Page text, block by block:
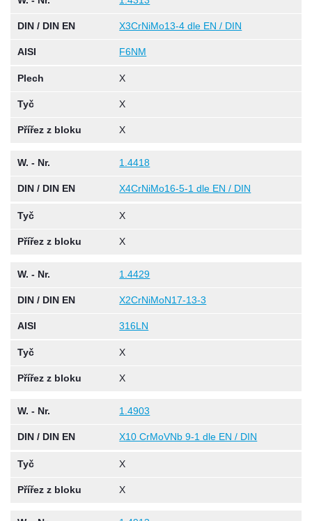
DIN / DIN EN X3CrNiMo13-4 dle EN / DIN
AISI F6NM
Plech X
Tyč X
Přířez z bloku X
W. - Nr. 1.4418
DIN / DIN EN X4CrNiMo16-5-1 dle EN / DIN
Tyč X
Přířez z bloku X
W. - Nr. 1.4429
DIN / DIN EN X2CrNiMoN17-13-3
AISI 316LN
Tyč X
Přířez z bloku X
W. - Nr. 1.4903
DIN / DIN EN X10 CrMoVNb 9-1 dle EN / DIN
Tyč X
Přířez z bloku X